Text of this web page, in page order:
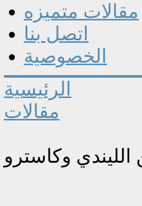
مقالات متميزه
اتصل بنا
الخصوصية
الرئيسية
مقالات
الليندي وكاسترو